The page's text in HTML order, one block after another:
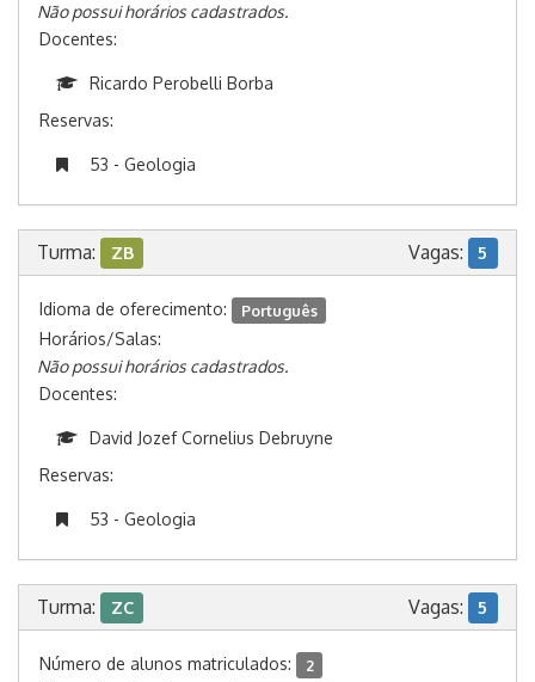
Não possui horários cadastrados.
Docentes:
Ricardo Perobelli Borba
Reservas:
53 - Geologia
Turma: ZB Vagas: 5
Idioma de oferecimento: Português
Horários/Salas:
Não possui horários cadastrados.
Docentes:
David Jozef Cornelius Debruyne
Reservas:
53 - Geologia
Turma: ZC Vagas: 5
Número de alunos matriculados: 2